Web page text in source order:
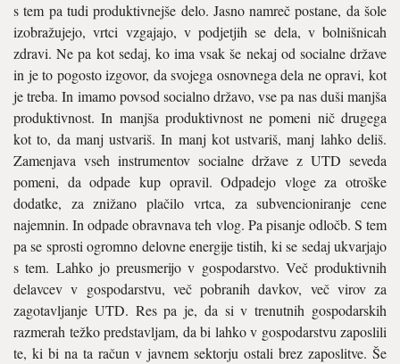
s tem pa tudi produktivnejše delo. Jasno namreč postane, da šole
izobražujejo, vrtci vzgajajo, v podjetjih se dela, v bolnišnicah
zdravi. Ne pa kot sedaj, ko ima vsak še nekaj od socialne države
in je to pogosto izgovor, da svojega osnovnega dela ne opravi, kot
je treba. In imamo povsod socialno državo, vse pa nas duši manjša
produktivnost. In manjša produktivnost ne pomeni nič drugega
kot to, da manj ustvariš. In manj kot ustvariš, manj lahko deliš.
Zamenjava vseh instrumentov socialne države z UTD seveda
pomeni, da odpade kup opravil. Odpadejo vloge za otroške
dodatke, za znižano plačilo vrtca, za subvencioniranje cene
najemnin. In odpade obravnava teh vlog. Pa pisanje odločb. S tem
pa se sprosti ogromno delovne energije tistih, ki se sedaj ukvarjajo
s tem. Lahko jo preusmerijo v gospodarstvo. Več produktivnih
delavcev v gospodarstvu, več pobranih davkov, več virov za
zagotavljanje UTD. Res pa je, da si v trenutnih gospodarskih
razmerah težko predstavljam, da bi lahko v gospodarstvu zaposlili
te, ki bi na ta račun v javnem sektorju ostali brez zaposlitve. Še